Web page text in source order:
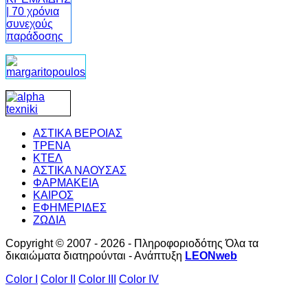
ΑΣΤΙΚΑ ΒΕΡΟΙΑΣ
ΤΡΕΝΑ
ΚΤΕΛ
ΑΣΤΙΚΑ ΝΑΟΥΣΑΣ
ΦΑΡΜΑΚΕΙΑ
ΚΑΙΡΟΣ
ΕΦΗΜΕΡΙΔΕΣ
ΖΩΔΙΑ
Copyright © 2007 - 2026 - Πληροφοριοδότης Όλα τα
δικαιώματα διατηρούνται - Ανάπτυξη LEONweb
Color I
Color II Color III Color IV